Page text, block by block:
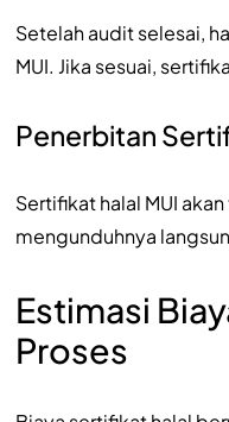
Setelah audit selesai,
MUI. Jika sesuai,
Penerbitan
Sertifikat halal MUI
mengunduhnya
Estimasi
Proses